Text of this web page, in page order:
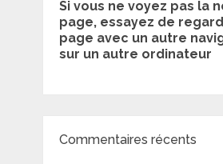
Si vous ne voyez pas la
page, essayez de
page avec un autre
sur un autre ordinateur
Commentaires récents